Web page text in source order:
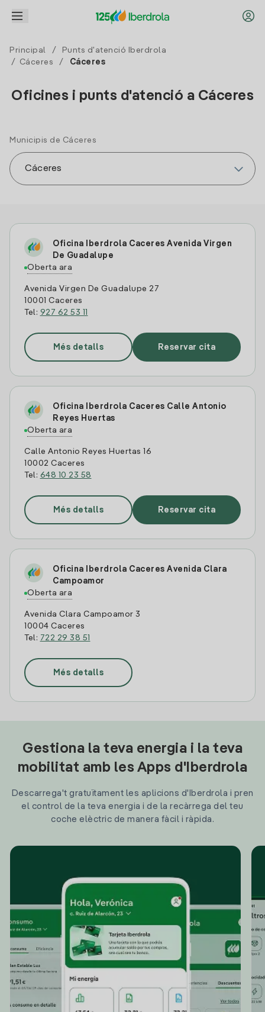
Principal /
Punts d'atenció Iberdrola
/
Cáceres / Cáceres
Oficines i punts d'atenció a Cáceres
Municipis de Cáceres
Oficina Iberdrola Caceres Avenida Virgen
De Guadalupe
Oberta ara
Avenida Virgen De Guadalupe 27
10001 Caceres
Tel: 927 62 53 11
Més detalls Reservar cita
Oficina Iberdrola Caceres Calle Antonio
Reyes Huertas
Oberta ara
Calle Antonio Reyes Huertas 16
10002 Caceres
Tel: 648 10 23 58
Més detalls Reservar cita
Oficina Iberdrola Caceres Avenida Clara
Campoamor
Oberta ara
Avenida Clara Campoamor 3
10004 Caceres
Tel: 722 29 38 51
Més detalls
Gestiona la teva energia i la teva
mobilitat amb les Apps d'Iberdrola
Descarrega't gratuïtament les aplicions d'Iberdrola i pren
el control de la teva energia i de la recàrrega del teu
coche elèctric de manera fàcil i ràpida.